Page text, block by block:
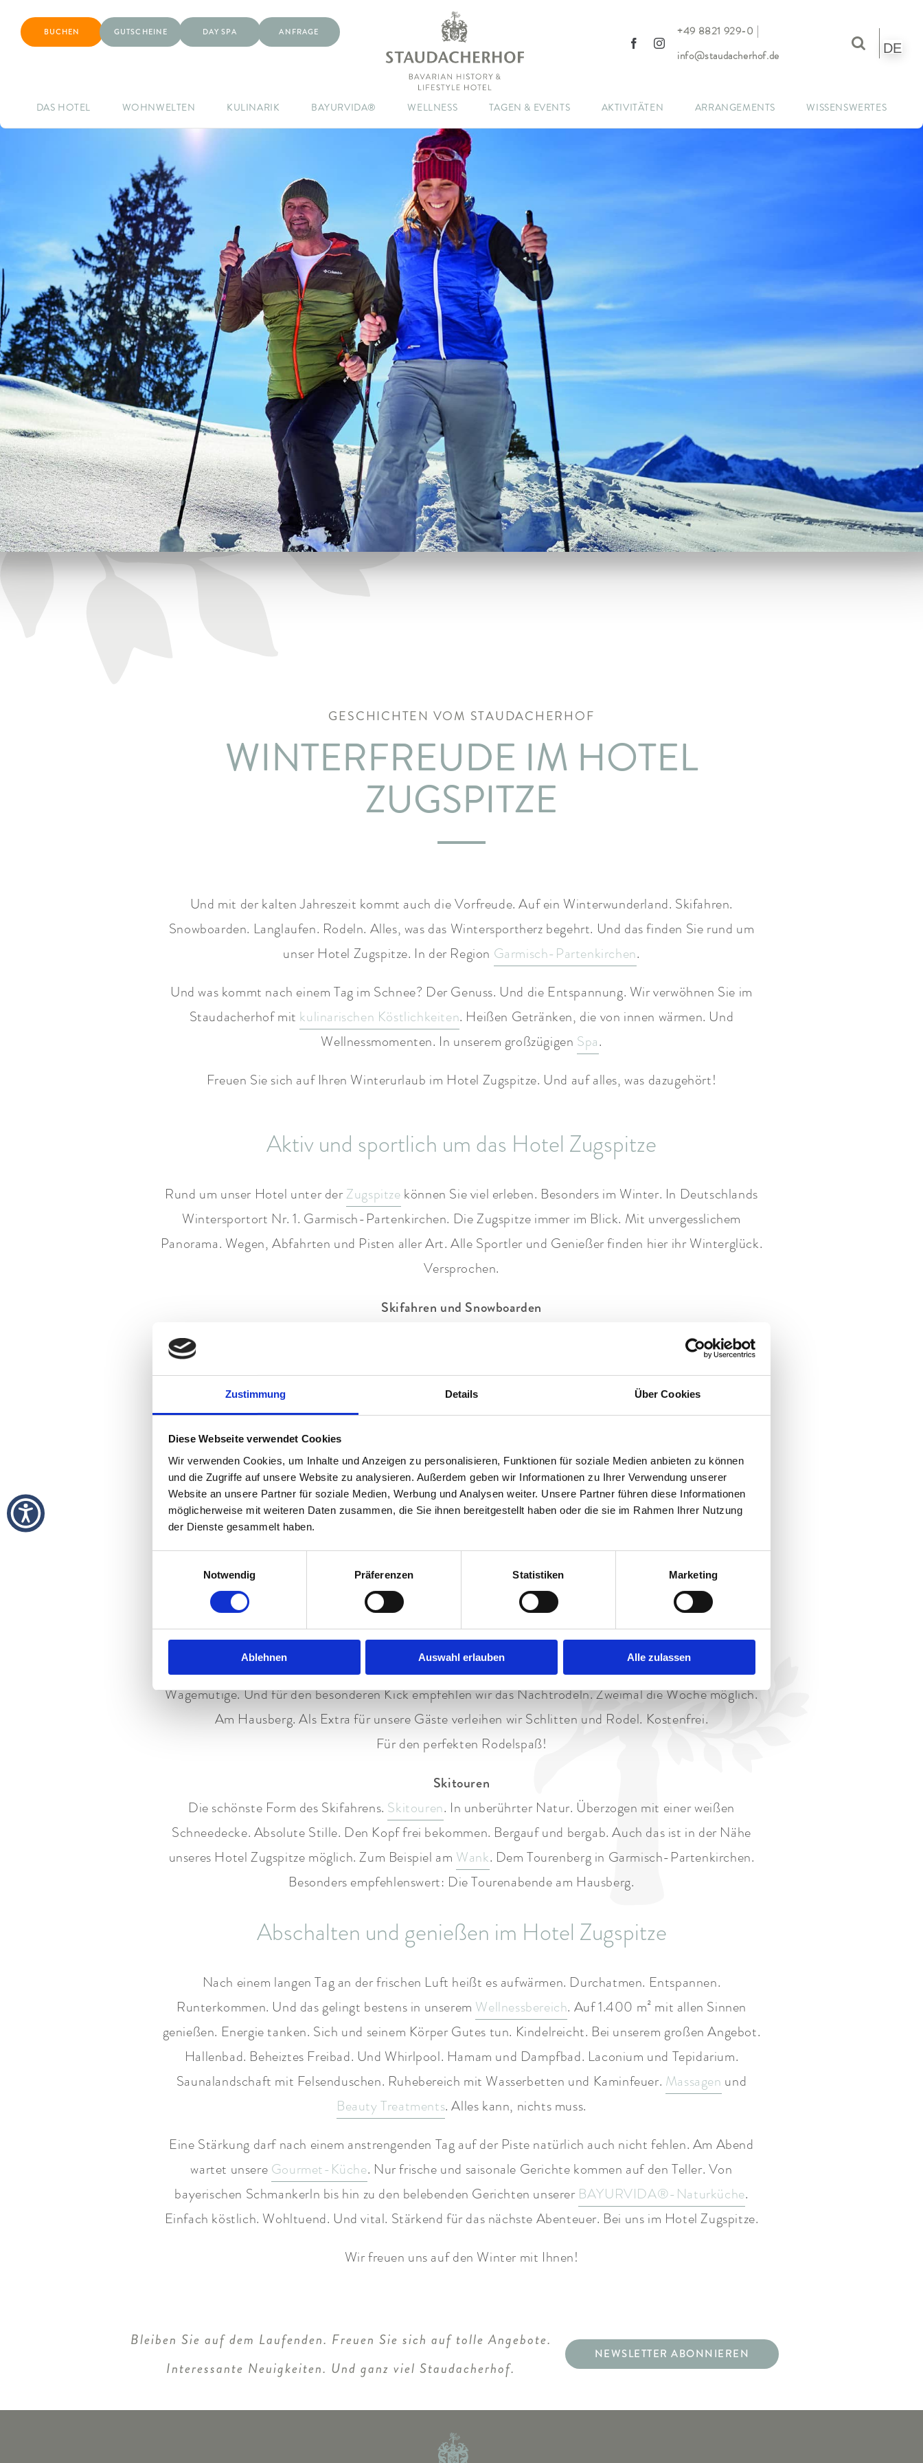
Zustimmung Details Über Cookies
Diese Webseite verwendet Cookies
Wir verwenden Cookies, um Inhalte und Anzeigen zu personalisieren, Funktionen für soziale Medien anbieten zu können
und die Zugriffe auf unsere Website zu analysieren. Außerdem geben wir Informationen zu Ihrer Verwendung unserer
Website an unsere Partner für soziale Medien, Werbung und Analysen weiter. Unsere Partner führen diese Informationen
möglicherweise mit weiteren Daten zusammen, die Sie ihnen bereitgestellt haben oder die sie im Rahmen Ihrer Nutzung
der Dienste gesammelt haben.
Notwendig
Präferenzen Statistiken Marketing
Ablehnen Auswahl erlauben Alle zulassen
BUCHEN GUTSCHEINE DAY SPA ANFRAGE +49 8821 929-0
info@staudacherhof.de DE
DAS HOTEL WOHNWELTEN KULINARIK BAYURVIDA® WELLNESS TAGEN & EVENTS AKTIVITÄTEN ARRANGEMENTS WISSENSWERTES
GESCHICHTEN VOM STAUDACHERHOF
WINTERFREUDE IM HOTEL
ZUGSPITZE
Und mit der kalten Jahreszeit kommt auch die Vorfreude. Auf ein Winterwunderland. Skifahren.
Snowboarden. Langlaufen. Rodeln. Alles, was das Wintersportherz begehrt. Und das finden Sie rund um
unser Hotel Zugspitze. In der Region Garmisch-Partenkirchen.
Und was kommt nach einem Tag im Schnee? Der Genuss. Und die Entspannung. Wir verwöhnen Sie im
Staudacherhof mit kulinarischen Köstlichkeiten. Heißen Getränken, die von innen wärmen. Und
Wellnessmomenten. In unserem großzügigen Spa.
Freuen Sie sich auf Ihren Winterurlaub im Hotel Zugspitze. Und auf alles, was dazugehört!
Aktiv und sportlich um das Hotel Zugspitze
Rund um unser Hotel unter derZugspitze können Sie viel erleben. Besonders im Winter. In Deutschlands
Wintersportort Nr. 1. Garmisch-Partenkirchen. Die Zugspitze immer im Blick. Mit unvergesslichem
Panorama. Wegen, Abfahrten und Pisten aller Art. Alle Sportler und Genießer finden hier ihr Winterglück.
Versprochen.
Skifahren und Snowboarden
treffen sich sogar einmal jährlich die großen Skistars. 60 top gepflegte Pistenkilometer. Traumhafte
Kostenfrei. Außerdem präparieren wir Ihre Skier. Für eine perfekte Abfahrt.
Langlaufen
Sanft durch die Natur gleiten. Die frische Bergluft einatmen. Und Abschalten. Beim Langlaufen auf den
Loipen. In Garmisch-Partenkirchen. 29 Kilometer werden täglich gespurt. Für einen noch besseren Lauf.
Bindungstyp SNS aus. Gratis. Für unsere Hotelgäste.
Rodeln. Ein Riesenspaß. Für die ganze Familie. Auf der 3,9 Kilometer langenRodelbahnam Hausberg.
Lust auf mehr Abenteuer? Dann eignet sich die Strecke ab der
St. Martins Hütte am Grasberg
. Perfekt für
Wagemutige. Und für den besonderen Kick empfehlen wir das Nachtrodeln. Zweimal die Woche möglich.
Am Hausberg. Als Extra für unsere Gäste verleihen wir Schlitten und Rodel. Kostenfrei.
Für den perfekten Rodelspaß!
Skitouren
Die schönste Form des Skifahrens. Skitouren. In unberührter Natur. Überzogen mit einer weißen
Schneedecke. Absolute Stille. Den Kopf frei bekommen. Bergauf und bergab. Auch das ist in der Nähe
unseres Hotel Zugspitze möglich. Zum Beispiel am Wank. Dem Tourenberg in Garmisch-Partenkirchen.
Besonders empfehlenswert: Die Tourenabende am Hausberg.
Abschalten und genießen im Hotel Zugspitze
Nach einem langen Tag an der frischen Luft heißt es aufwärmen. Durchatmen. Entspannen.
Runterkommen. Und das gelingt bestens in unserem Wellnessbereich. Auf 1.400 m² mit allen Sinnen
genießen. Energie tanken. Sich und seinem Körper Gutes tun. Kindelreicht. Bei unserem großen Angebot.
Hallenbad. Beheiztes Freibad. Und Whirlpool. Hamam und Dampfbad. Laconium und Tepidarium.
Saunalandschaft mit Felsenduschen. Ruhebereich mit Wasserbetten und Kaminfeuer. Massagen und
Beauty Treatments. Alles kann, nichts muss.
Eine Stärkung darf nach einem anstrengenden Tag auf der Piste natürlich auch nicht fehlen. Am Abend
wartet unsere Gourmet-Küche. Nur frische und saisonale Gerichte kommen auf den Teller. Von
bayerischen Schmankerln bis hin zu den belebenden Gerichten unserer BAYURVIDA®-Naturküche.
Einfach köstlich. Wohltuend. Und vital. Stärkend für das nächste Abenteuer. Bei uns im Hotel Zugspitze.
Wir freuen uns auf den Winter mit Ihnen!
Bleiben Sie auf dem Laufenden. Freuen Sie sich auf tolle Angebote.
Interessante Neuigkeiten. Und ganz viel Staudacherhof.
NEWSLETTER ABONNIEREN